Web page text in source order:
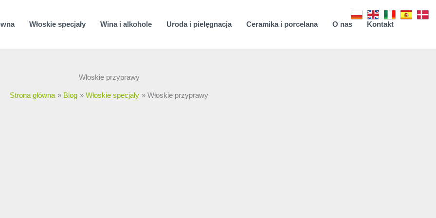
Włoskie specjały Wina i alkohole Uroda i pielęgnacja Ceramika i porcelana O nas Kontakt
Włoskie przyprawy
Strona główna Blog Włoskie specjały Włoskie przyprawy